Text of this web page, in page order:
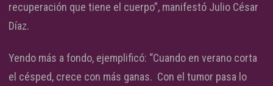
recuperación que tiene el cuerpo”, manifestó Julio César
Díaz.
Yendo más a fondo, ejemplificó: “Cuando en verano corta
el césped, crece con más ganas. Con el tumor pasa lo